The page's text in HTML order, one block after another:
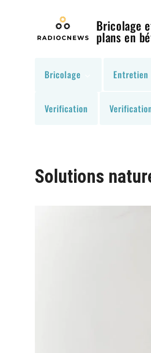
Bricolage
plans en
Bricolage Entretien
Verification
Solutions